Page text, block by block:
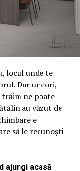
locul unde te
Dar uneori,
trăim ne poate
au văzut de
e
să le recunoști
ajungi acasă